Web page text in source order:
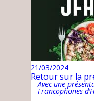
21/03/2024
Retour sur la
Avec une
Francophones